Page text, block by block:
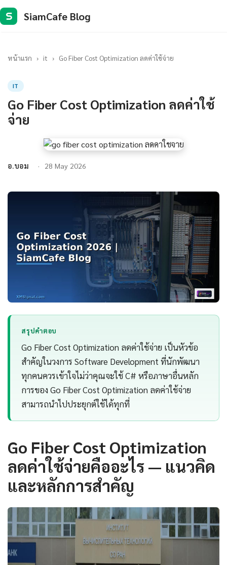
S SiamCafe Blog
หน้าแรก › it › Go Fiber Cost Optimization ลดค่าใช้จ่าย
IT
Go Fiber Cost Optimization ลดค่าใช้
จ่าย
อ.บอม 28 May 2026
สรุปคำตอบ
Go Fiber Cost Optimization ลดค่าใช้จ่าย เป็นหัวข้อ
สำคัญในวงการ Software Development ที่นักพัฒนา
ทุกคนควรเข้าใจไม่ว่าคุณจะใช้ C# หรือภาษาอื่นหลัก
การของ Go Fiber Cost Optimization ลดค่าใช้จ่าย
สามารถนำไปประยุกต์ใช้ได้ทุกที่
Go Fiber Cost Optimization
ลดค่าใช้จ่ายคืออะไร — แนวคิด
และหลักการสำคัญ